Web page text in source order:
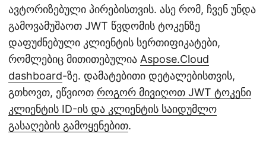
ავტორიზებული პირებისთვის. ასე რომ, ჩვენ უნდა
გამოვამუშაოთ JWT წვდომის ტოკენზე
დაფუძნებული კლიენტის სერთიფიკატები,
რომლებიც მითითებულია Aspose.Cloud
dashboard-ზე. დამატებითი დეტალებისთვის,
გთხოვთ, ეწვიოთ როგორ მივიღოთ JWT ტოკენი
კლიენტის ID-ის და კლიენტის საიდუმლო
გასაღების გამოყენებით.